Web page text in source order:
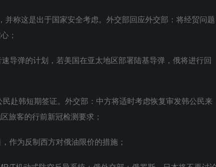
称这是出于国家安全考虑。外交部回应外交部：将经贸问题
；
导弹的计划，若美国在亚太地区部署陆基导弹，俄将进行回
赴韩短期签证。外交部：中方将适时考虑恢复审发韩公民来
旅客的行前新冠检测要求；
作为反制西方对俄油限价的措施；